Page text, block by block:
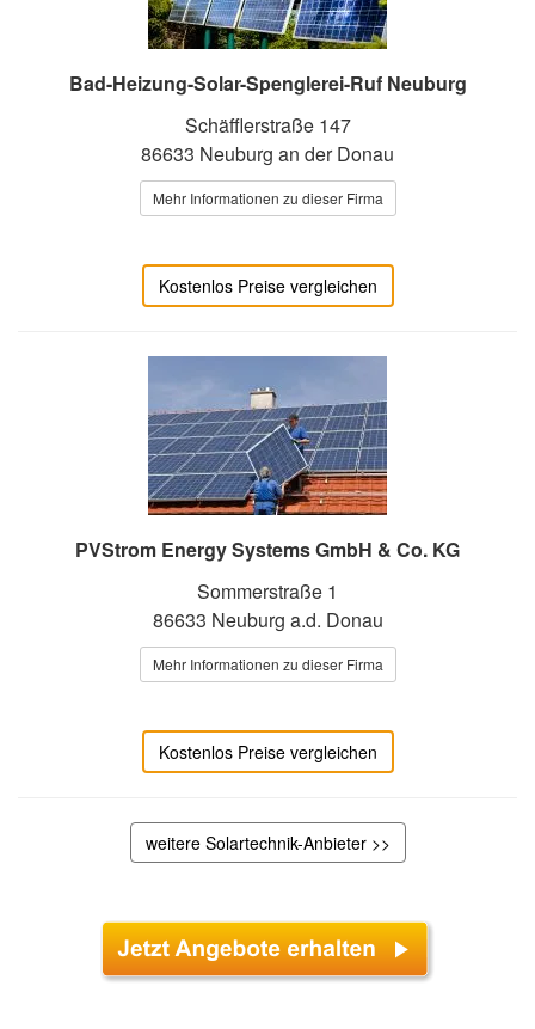
Bad-Heizung-Solar-Spenglerei-Ruf Neuburg
Schäfflerstraße 147
86633 Neuburg an der Donau
Mehr Informationen zu dieser Firma
Kostenlos Preise vergleichen
PVStrom Energy Systems GmbH & Co. KG
Sommerstraße 1
86633 Neuburg a.d. Donau
Mehr Informationen zu dieser Firma
Kostenlos Preise vergleichen
weitere Solartechnik-Anbieter >>